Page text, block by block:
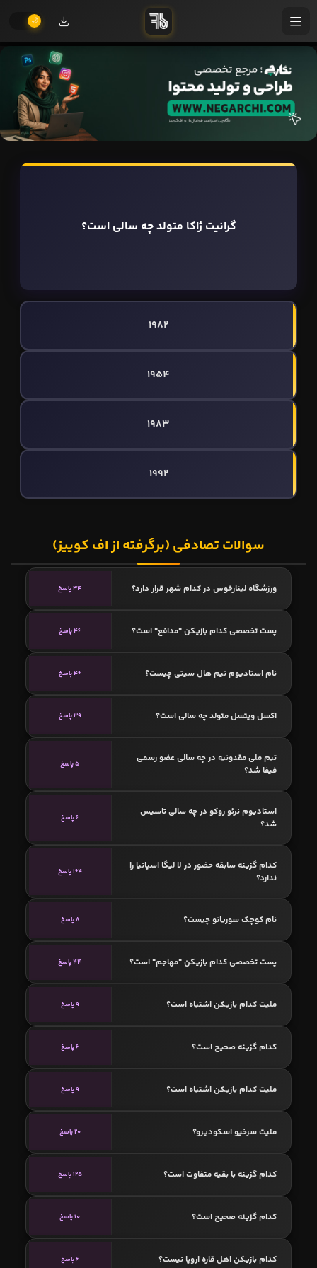
گرانیت ژاکا متولد چه سالی است؟
1982
1954
1983
1992
سوالات تصادفی (برگرفته از اف کوییز)
ورزشگاه لینارخوس در کدام شهر قرار دارد؟ 34 پاسخ
پست تخصصی کدام بازیکن "مدافع" است؟ 46 پاسخ
نام استادیوم تیم هال سیتی چیست؟ 46 پاسخ
اکسل ویتسل متولد چه سالی است؟ 39 پاسخ
تیم ملی مقدونیه در چه سالی عضو رسمی
فیفا شد؟
5 پاسخ
استادیوم نرئو روکو در چه سالی تاسیس
شد؟
6 پاسخ
کدام گزینه سابقه حضور در لا لیگا اسپانیا را
ندارد؟
164 پاسخ
نام کوچک سوریانو چیست؟ 8 پاسخ
پست تخصصی کدام بازیکن "مهاجم" است؟ 44 پاسخ
ملیت کدام بازیکن اشتباه است؟ 9 پاسخ
کدام گزینه صحیح است؟ 6 پاسخ
ملیت کدام بازیکن اشتباه است؟ 9 پاسخ
ملیت سرخیو اسکودیرو؟ 20 پاسخ
کدام گزینه با بقیه متفاوت است؟ 125 پاسخ
کدام گزینه صحیح است؟ 10 پاسخ
کدام بازیکن اهل قاره اروپا نیست؟ 6 پاسخ